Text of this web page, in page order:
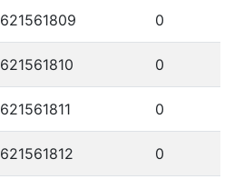
621561809 0
621561810 0
621561811 0
621561812 0